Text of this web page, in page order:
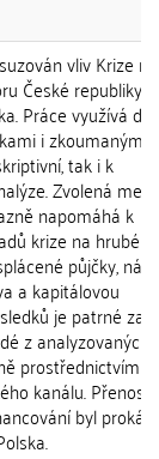
vliv Krize
České republiky,
Práce využívá
i zkoumanými
tak i k
Zvolená
napomáhá k
krize na hrubé
půjčky,
a kapitálovou
je patrné
z analyzovaných
prostřednictvím
kanálu. Přenos
byl